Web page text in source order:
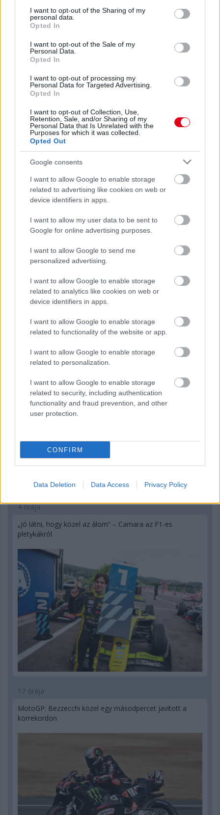
not limited to your visit or usage behaviour. You may click to
grant or deny consent to Google and its third-party tags to
use your data for below specified purposes in below Google
consent section.
I want to opt-out of the Sharing of my
personal data.
Opted In
I want to opt-out of the Sale of my
Personal Data.
Opted In
I want to opt-out of processing my
Personal Data for Targeted Advertising.
Opted In
I want to opt-out of Collection, Use,
Retention, Sale, and/or Sharing of my
Personal Data that Is Unrelated with the
Purposes for which it was collected.
Opted Out
Google consents
I want to allow Google to enable storage
related to advertising like cookies on web or
device identifiers in apps.
I want to allow my user data to be sent to
Google for online advertising purposes.
I want to allow Google to send me
personalized advertising.
I want to allow Google to enable storage
related to analytics like cookies on web or
device identifiers in apps.
I want to allow Google to enable storage
related to functionality of the website or app.
I want to allow Google to enable storage
related to personalization.
I want to allow Google to enable storage
related to security, including authentication
functionality and fraud prevention, and other
user protection.
CONFIRM
Data Deletion Data Access Privacy Policy
A cég alapítása izgalmas, ám kihívásokkal teli folyamat, amely
cégformák közötti választás az egyik leglényegesebb lépés,
hiszen meghatározza a vállalkozása jogi, pénzügyi, valamint
adózási kereteit.
részletek
előző hírek
Hallgasd meg a Formula Podcast
legfrissebb adását!
Kövess minket a Facebookon
22 perce
Az F1-es Német Nagydíj „mindenképpen megvalósul”
Domenicali szerint
4 órája
„Jó látni, hogy közel az álom” – Camara az F1-es
pletykákról
17 órája
MotoGP: Bezzecchi közel egy másodpercet javított a
körrekordon